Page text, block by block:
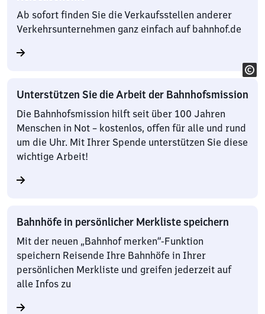
Ab sofort finden Sie die Verkaufsstellen anderer
Verkehrsunternehmen ganz einfach auf bahnhof.de
Unterstützen Sie die Arbeit der Bahnhofsmission
Die Bahnhofsmission hilft seit über 100 Jahren
Menschen in Not – kostenlos, offen für alle und rund
um die Uhr. Mit Ihrer Spende unterstützen Sie diese
wichtige Arbeit!
Bahnhöfe in persönlicher Merkliste speichern
Mit der neuen „Bahnhof merken“-Funktion
speichern Reisende Ihre Bahnhöfe in Ihrer
persönlichen Merkliste und greifen jederzeit auf
alle Infos zu